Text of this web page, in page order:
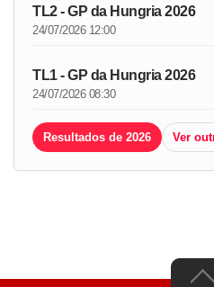
TL2 - GP da Hungria 2026
24/07/2026 12:00
TL1 - GP da Hungria 2026
24/07/2026 08:30
Resultados de 2026 Ver